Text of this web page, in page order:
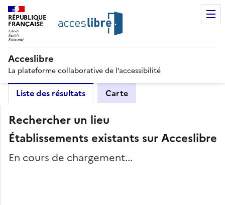
RÉPUBLIQUE
FRANÇAISE
Acceslibre
La plateforme collaborative de l’accessibilité
Liste des résultats Carte
Rechercher un lieu
Établissements existants sur Acceslibre
En cours de chargement...